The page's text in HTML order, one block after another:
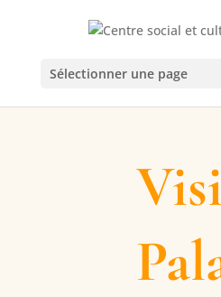
Sélectionner une page